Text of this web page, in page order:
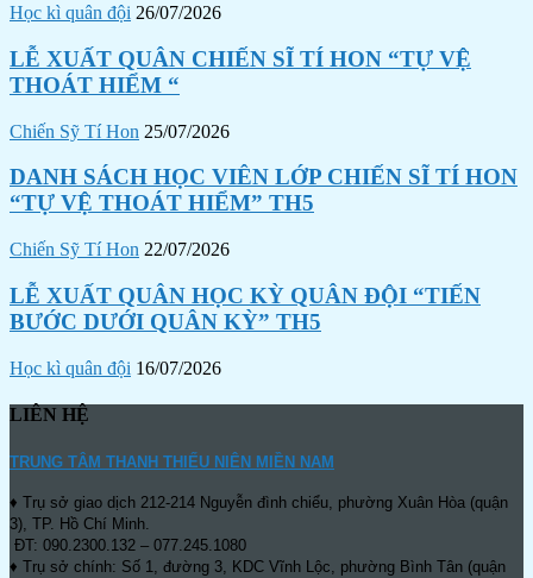
Học kì quân đội 26/07/2026
LỄ XUẤT QUÂN CHIẾN SĨ TÍ HON “TỰ VỆ
THOÁT HIỂM “
Chiến Sỹ Tí Hon 25/07/2026
DANH SÁCH HỌC VIÊN LỚP CHIẾN SĨ TÍ HON
“TỰ VỆ THOÁT HIỂM” TH5
Chiến Sỹ Tí Hon 22/07/2026
LỄ XUẤT QUÂN HỌC KỲ QUÂN ĐỘI “TIẾN
BƯỚC DƯỚI QUÂN KỲ” TH5
Học kì quân đội 16/07/2026
LIÊN HỆ
TRUNG TÂM THANH THIẾU NIÊN MIỀN NAM
♦ Trụ sở giao dịch 212-214 Nguyễn đình chiểu, phường Xuân Hòa (quận
3), TP. Hồ Chí Minh.
ĐT: 090.2300.132 – 077.245.1080
♦ Trụ sở chính: Số 1, đường 3, KDC Vĩnh Lộc, phường Bình Tân (quận